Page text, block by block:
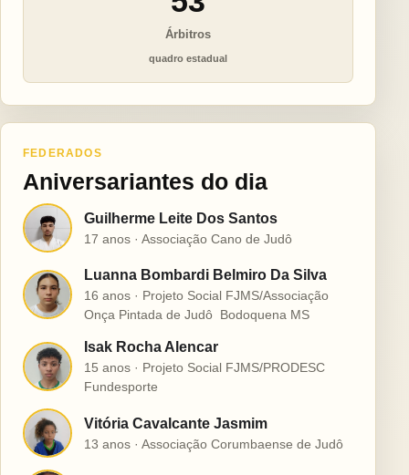
Árbitros
quadro estadual
FEDERADOS
Aniversariantes do dia
G Guilherme Leite Dos Santos
17 anos · Associação Cano de Judô
L
Luanna Bombardi Belmiro Da Silva
16 anos · Projeto Social FJMS/Associação
Onça Pintada de Judô  Bodoquena MS
I
Isak Rocha Alencar
15 anos · Projeto Social FJMS/PRODESC
Fundesporte
V Vitória Cavalcante Jasmim
13 anos · Associação Corumbaense de Judô